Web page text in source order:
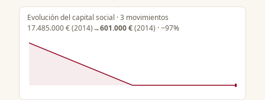
Evolución del capital social · 3 movimientos
17.485.000 €(2014)→601.000 €(2014) · −97%